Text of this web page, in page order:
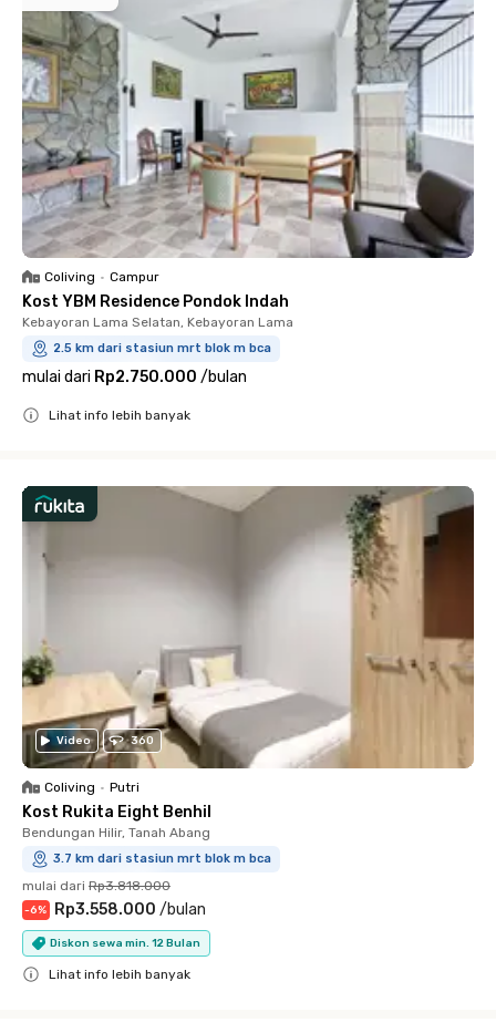
Coliving • Campur
Kost YBM Residence Pondok Indah
Kebayoran Lama Selatan, Kebayoran Lama
2.5 km dari stasiun mrt blok m bca
mulai dari Rp2.750.000 /bulan
Lihat info lebih banyak
Video 360
Coliving • Putri
Kost Rukita Eight Benhil
Bendungan Hilir, Tanah Abang
3.7 km dari stasiun mrt blok m bca
mulai dari Rp3.818.000
-6% Rp3.558.000 /bulan
Diskon sewa min. 12 Bulan
Lihat info lebih banyak